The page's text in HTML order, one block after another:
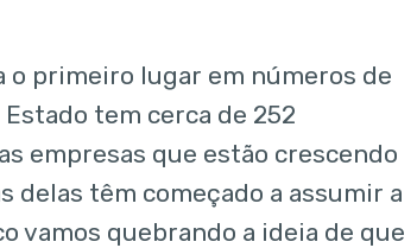
o primeiro lugar em números de
tem cerca de 252
empresas que estão crescendo
delas têm começado a assumir a
vamos quebrando a ideia de que